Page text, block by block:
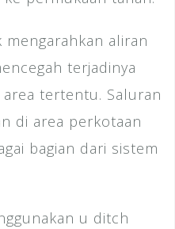
mengarahkan aliran
terjadinya
tertentu. Saluran
di area perkotaan
bagian dari sistem
u ditch